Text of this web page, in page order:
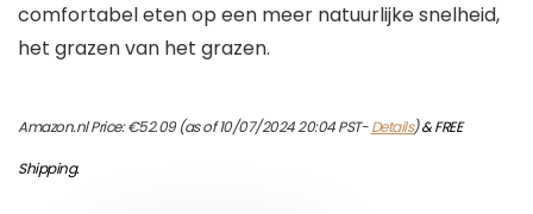
comfortabel eten op een meer natuurlijke snelheid,
het grazen van het grazen.
Amazon.nl Price:€52.09(as of 10/07/2024 20:04 PST-Details)&FREE
Shipping.